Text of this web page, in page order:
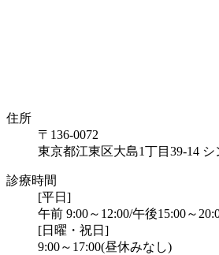
住所
〒136-0072
東京都江東区大島1丁目39-14
診療時間
[平日]
午前 9:00～12:00/午後15:00～
[日曜・祝日]
9:00～17:00(昼休みなし)